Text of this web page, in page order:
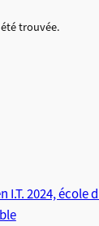
trouvée.
2024, école